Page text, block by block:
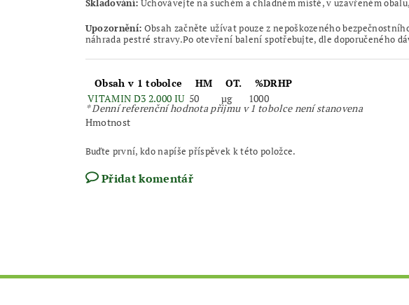
Upozornění: Obsah začněte užívat pouze z nepoškozeného
náhrada pestré stravy.Po otevření balení spotřebujte, dle doporučeného
Obsah v 1 tobolce HM OT.
%DRHP
VITAMIN D3 2.000 IU 50 µg 1000
* Denní referenční hodnota přijmu v 1 tobolce není stanovena
Hmotnost
Buďte první, kdo napíše příspěvek k této položce.
Přidat komentář